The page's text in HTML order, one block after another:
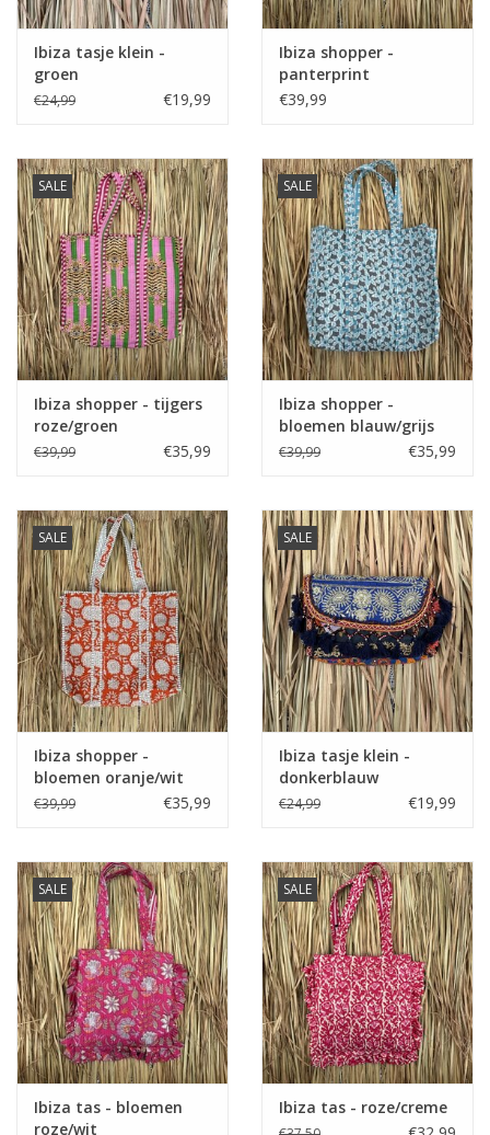
Ibiza tasje klein -
groen
€24,99 €19,99
Ibiza shopper -
panterprint
€39,99
SALE
Ibiza shopper - tijgers
roze/groen
€39,99 €35,99
SALE
Ibiza shopper -
bloemen blauw/grijs
€39,99 €35,99
SALE
Ibiza shopper -
bloemen oranje/wit
€39,99 €35,99
SALE
Ibiza tasje klein -
donkerblauw
€24,99 €19,99
SALE
Ibiza tas - bloemen
roze/wit
SALE
Ibiza tas - roze/creme